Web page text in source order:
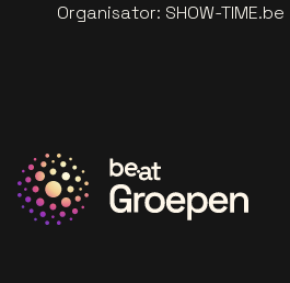
Organisator: SHOW-TIME.be